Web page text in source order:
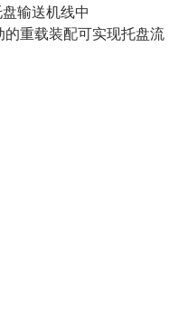
输送机线中
重载装配可实现托盘流